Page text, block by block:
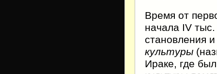
Время от
начала IV
становления
культуры
Ираке, где